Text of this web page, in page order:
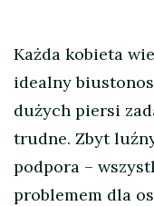
Każda kobieta
idealny
dużych piersi
trudne. Zbyt
podpora –
problemem dla